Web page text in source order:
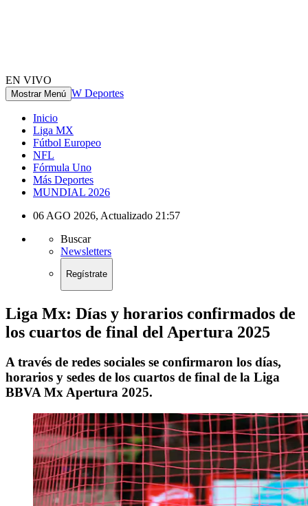
EN VIVO
Mostrar Menú W Deportes
Inicio
Liga MX
Fútbol Europeo
NFL
Fórmula Uno
Más Deportes
MUNDIAL 2026
06 AGO 2026, Actualizado 21:57
Buscar
Newsletters
Regístrate
Liga Mx: Días y horarios confirmados de
los cuartos de final del Apertura 2025
A través de redes sociales se confirmaron los días,
horarios y sedes de los cuartos de final de la Liga
BBVA Mx Apertura 2025.